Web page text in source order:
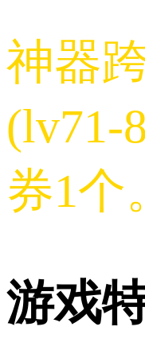
神器
(lv71-
券1个
游戏